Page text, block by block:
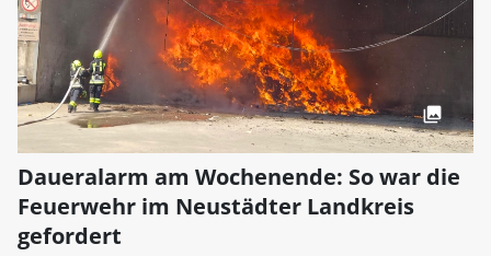
Daueralarm am Wochenende: So war die
Feuerwehr im Neustädter Landkreis
gefordert